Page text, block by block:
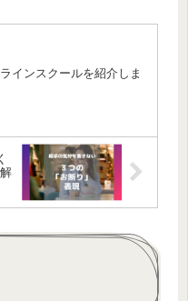
インスクールを紹介しま